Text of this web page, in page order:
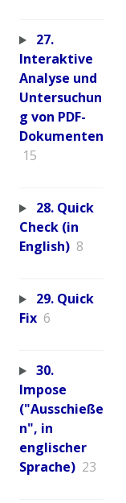
27.
Interaktive
Analyse und
Untersuchun
g von PDF-
Dokumenten
15
28. Quick
Check (in
English) 8
29. Quick
Fix 6
30.
Impose
("Ausschieße
n", in
englischer
Sprache) 23